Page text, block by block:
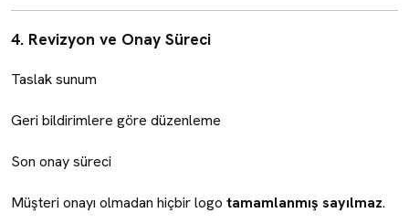
4. Revizyon ve Onay Süreci
Taslak sunum
Geri bildirimlere göre düzenleme
Son onay süreci
Müşteri onayı olmadan hiçbir logo tamamlanmış sayılmaz.